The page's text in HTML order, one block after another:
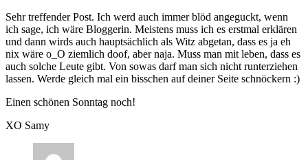
Sehr treffender Post. Ich werd auch immer blöd angeguckt, wenn
ich sage, ich wäre Bloggerin. Meistens muss ich es erstmal erklären
und dann wirds auch hauptsächlich als Witz abgetan, dass es ja eh
nix wäre o_O ziemlich doof, aber naja. Muss man mit leben, dass es
auch solche Leute gibt. Von sowas darf man sich nicht runterziehen
lassen. Werde gleich mal ein bisschen auf deiner Seite schnöckern :)
Einen schönen Sonntag noch!
XO Samy